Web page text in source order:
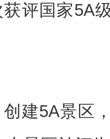
评国家5A
5A景区，